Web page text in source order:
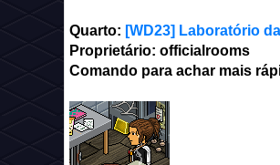
Quarto: [WD23] Laboratório
Proprietário: officialrooms
Comando para achar mais